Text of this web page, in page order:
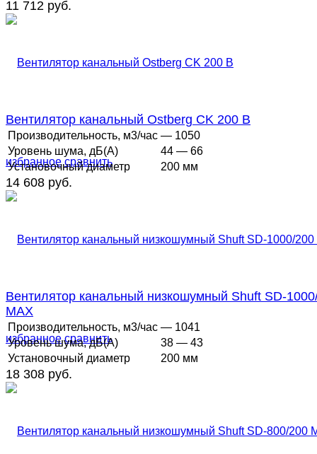
11 712 руб.
избранное сравнить
Вентилятор канальный Ostberg CK 200 B
Производительность, м3/час — 1050
Уровень шума, дБ(А)
44 — 66
Установочный диаметр
200 мм
14 608 руб.
избранное сравнить
Вентилятор канальный низкошумный Shuft SD-
MAX
Производительность, м3/час — 1041
Уровень шума, дБ(А)
38 — 43
Установочный диаметр
200 мм
18 308 руб.